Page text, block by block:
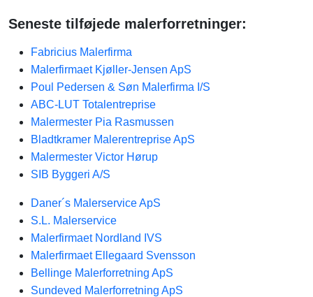
Seneste tilføjede malerforretninger:
Fabricius Malerfirma
Malerfirmaet Kjøller-Jensen ApS
Poul Pedersen & Søn Malerfirma I/S
ABC-LUT Totalentreprise
Malermester Pia Rasmussen
Bladtkramer Malerentreprise ApS
Malermester Victor Hørup
SIB Byggeri A/S
Daner´s Malerservice ApS
S.L. Malerservice
Malerfirmaet Nordland IVS
Malerfirmaet Ellegaard Svensson
Bellinge Malerforretning ApS
Sundeved Malerforretning ApS